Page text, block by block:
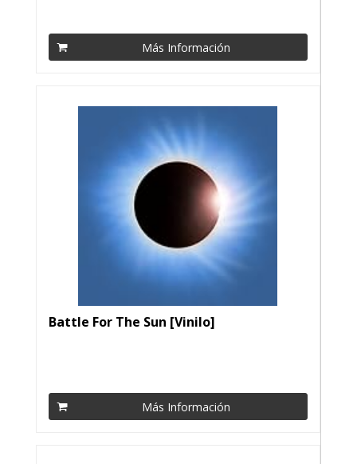
Más Información
Battle For The Sun [Vinilo]
Más Información